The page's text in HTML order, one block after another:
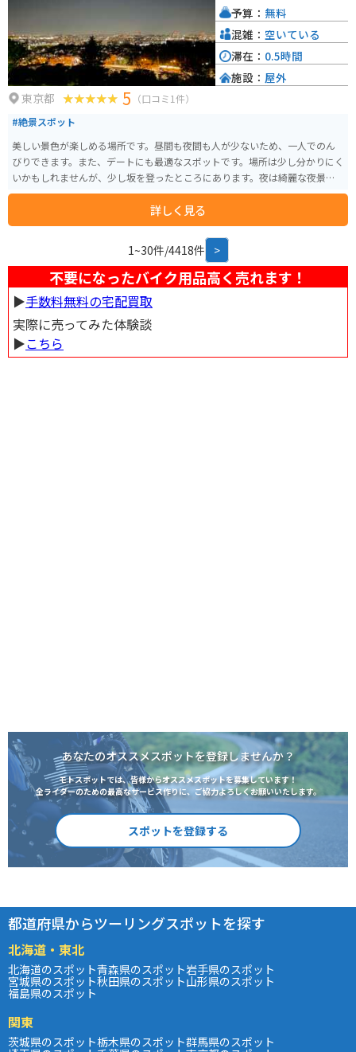
東京都 5 （口コミ1件）
#絶景スポット
美しい景色が楽しめる場所です。昼間も夜間も人が少ないため、一人でのん
びりできます。また、デートにも最適なスポットです。場所は少し分かりにく
いかもしれませんが、少し坂を登ったところにあります。夜は綺麗な夜景が
見られます。
詳しく見る
予算： 無料
混雑： 空いている
滞在： 0.5時間
施設： 屋外
1~30件/4418件 >
不要になったバイク用品高く売れます！
▶︎手数料無料の宅配買取
実際に売ってみた体験談
▶︎こちら
あなたのオススメスポットを登録しませんか？
モトスポットでは、皆様からオススメスポットを募集しています！
全ライダーのための最高なサービス作りに、ご協力よろしくお願いいたします。
スポットを登録する
都道府県からツーリングスポットを探す
北海道・東北
北海道のスポット青森県のスポット岩手県のスポット
宮城県のスポット秋田県のスポット山形県のスポット
福島県のスポット
関東
茨城県のスポット栃木県のスポット群馬県のスポット